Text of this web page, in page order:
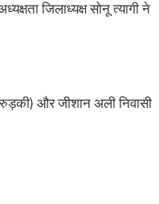
जिलाध्यक्ष सोनू त्यागी ने
और जीशान अली निवासी